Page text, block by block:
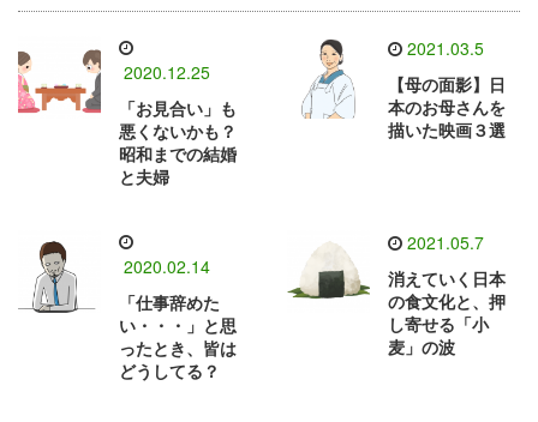
2020.12.25
「お見合い」も
悪くないかも？
昭和までの結婚
と夫婦
2021.03.5
【母の面影】日
本のお母さんを
描いた映画３選
2020.02.14
「仕事辞めた
い・・・」と思
ったとき、皆は
どうしてる？
2021.05.7
消えていく日本
の食文化と、押
し寄せる「小
麦」の波